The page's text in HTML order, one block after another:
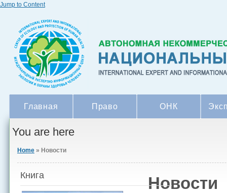
Jump to Content
Главная Право ОНК
You are here
Home» Новости
Новости
Книга